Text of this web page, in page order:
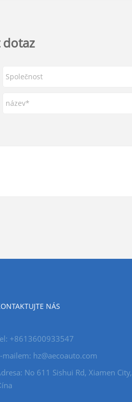
dotaz
NÁS
+8613600933547
mailem: hz@aecoauto.com
No 611 Sishui Rd, Xiamen City,